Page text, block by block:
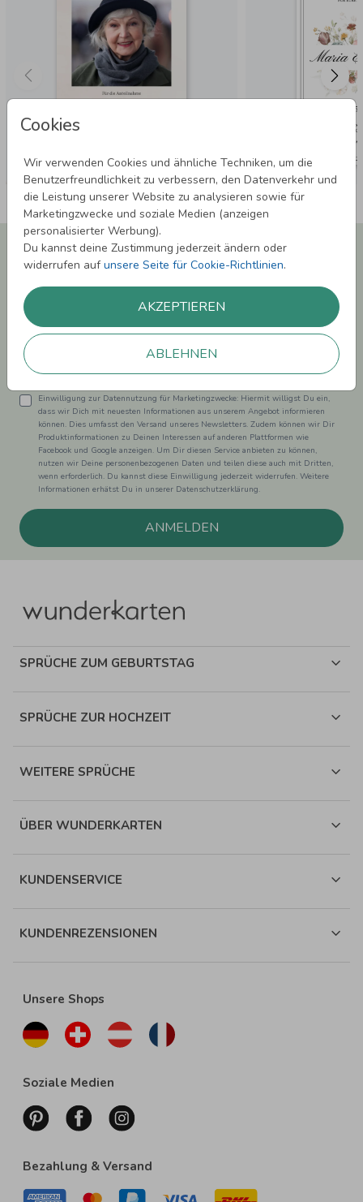
Cookies
Wir verwenden Cookies und ähnliche Techniken, um die
Benutzerfreundlichkeit zu verbessern, den Datenverkehr und
die Leistung unserer Website zu analysieren sowie für
Marketingzwecke und soziale Medien (anzeigen
personalisierter Werbung).
Du kannst deine Zustimmung jederzeit ändern oder
widerrufen aufunsere Seite für Cookie-Richtlinien.
AKZEPTIEREN
ABLEHNEN
Newsletter abonnieren und 5,00 € Rabatt**
sichern!
Melde Dich zu unserem Newsletter an und bleibe auf dem
Laufenden.
Einwilligung zur Datennutzung für Marketingzwecke: Hiermit willigst Du ein,
dass wir Dich mit neuesten Informationen aus unserem Angebot informieren
können. Dies umfasst den Versand unseres Newsletters. Zudem können wir Dir
Produktinformationen zu Deinen Interessen auf anderen Plattformen wie
Facebook und Google anzeigen. Um Dir diesen Service anbieten zu können,
nutzen wir Deine personenbezogenen Daten und teilen diese auch mit Dritten,
wenn erforderlich. Du kannst diese Einwilligung jederzeit widerrufen. Weitere
Informationen erhätst Du in unserer Datenschutzerklärung.
ANMELDEN
SPRÜCHE ZUM GEBURTSTAG
SPRÜCHE ZUR HOCHZEIT
WEITERE SPRÜCHE
ÜBER WUNDERKARTEN
KUNDENSERVICE
KUNDENREZENSIONEN
Unsere Shops
Soziale Medien
Bezahlung & Versand